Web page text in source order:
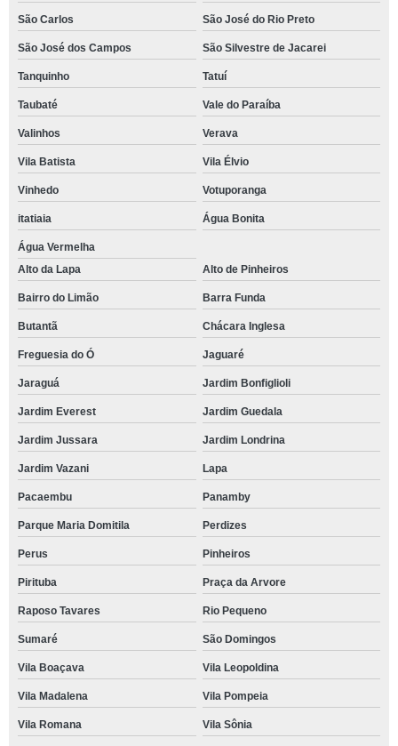
São Carlos São José do Rio Preto
São José dos Campos São Silvestre de Jacarei
Tanquinho Tatuí
Taubaté Vale do Paraíba
Valinhos Verava
Vila Batista Vila Élvio
Vinhedo Votuporanga
itatiaia Água Bonita
Água Vermelha
Alto da Lapa
Alto de Pinheiros
Bairro do Limão Barra Funda
Butantã Chácara Inglesa
Freguesia do Ó Jaguaré
Jaraguá Jardim Bonfiglioli
Jardim Everest Jardim Guedala
Jardim Jussara Jardim Londrina
Jardim Vazani Lapa
Pacaembu Panamby
Parque Maria Domitila Perdizes
Perus Pinheiros
Pirituba Praça da Arvore
Raposo Tavares Rio Pequeno
Sumaré São Domingos
Vila Boaçava Vila Leopoldina
Vila Madalena Vila Pompeia
Vila Romana Vila Sônia